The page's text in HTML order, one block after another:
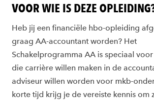
VOOR WIE IS DEZE
Heb jij een financiële hbo-opleiding
graag AA-accountant worden? Het
Schakelprogramma AA is speciaal
die carrière willen maken in de
adviseur willen worden voor mkb-
korte tijd krijg je de vereiste kennis om